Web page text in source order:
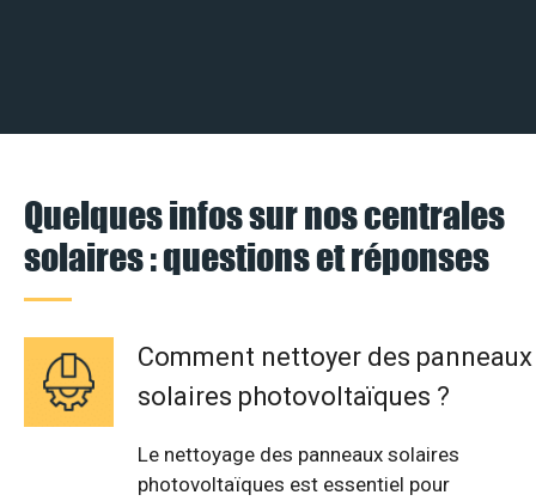
Quelques infos sur nos centrales
solaires : questions et réponses
Comment nettoyer des panneaux
solaires photovoltaïques ?
Le nettoyage des panneaux solaires
photovoltaïques est essentiel pour